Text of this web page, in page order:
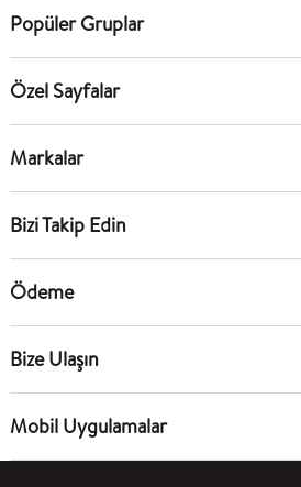
Popüler Gruplar
Özel Sayfalar
Markalar
Bizi Takip Edin
Ödeme
Bize Ulaşın
Mobil Uygulamalar